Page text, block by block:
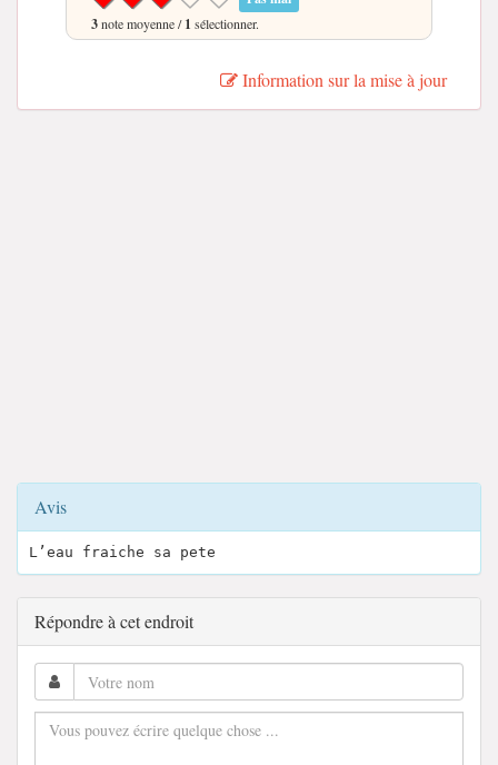
3note moyenne /1 sélectionner.
Information sur la mise à jour
Avis
L’eau fraiche sa pete
Répondre à cet endroit